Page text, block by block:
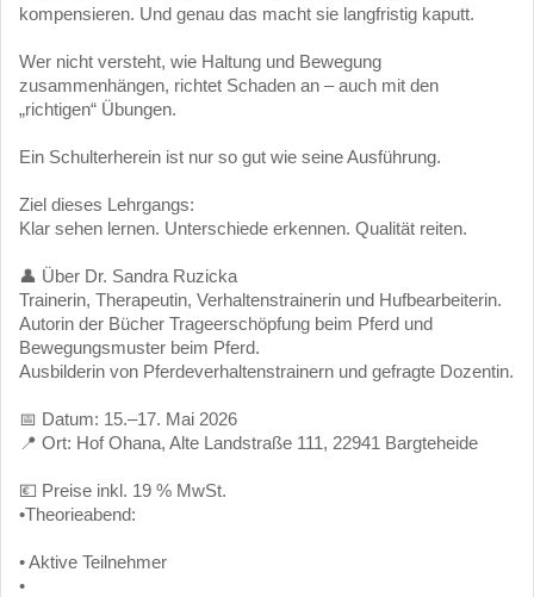
kompensieren. Und genau das macht sie langfristig kaputt.
Wer nicht versteht, wie Haltung und Bewegung
zusammenhängen, richtet Schaden an – auch mit den
„richtigen“ Übungen.
Ein Schulterherein ist nur so gut wie seine Ausführung.
Ziel dieses Lehrgangs:
Klar sehen lernen. Unterschiede erkennen. Qualität reiten.
👤 Über Dr. Sandra Ruzicka
Trainerin, Therapeutin, Verhaltenstrainerin und Hufbearbeiterin.
Autorin der Bücher Trageerschöpfung beim Pferd und
Bewegungsmuster beim Pferd.
Ausbilderin von Pferdeverhaltenstrainern und gefragte Dozentin.
📅 Datum: 15.–17. Mai 2026
📍 Ort: Hof Ohana, Alte Landstraße 111, 22941 Bargteheide
💶 Preise inkl. 19 % MwSt.
•Theorieabend:
• Aktive Teilnehmer
•